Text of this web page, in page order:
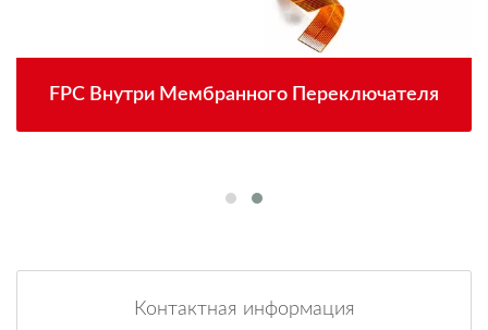
FPC Внутри Мембранного Переключателя
Контактная информация